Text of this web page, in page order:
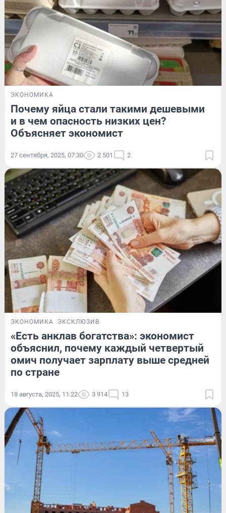
ЭКОНОМИКА
Почему яйца стали такими дешевыми
и в чем опасность низких цен?
Объясняет экономист
27 сентября, 2025, 07:30 2 501 2
ЭКОНОМИКА ЭКСКЛЮЗИВ
«Есть анклав богатства»: экономист
объяснил, почему каждый четвертый
омич получает зарплату выше средней
по стране
18 августа, 2025, 11:22 3 914 13